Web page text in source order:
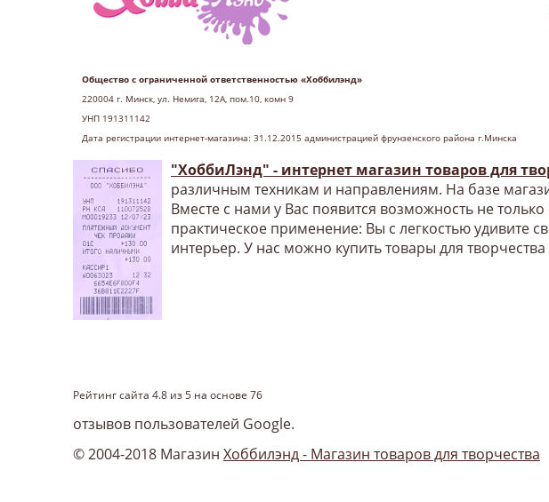
Общество с ограниченной ответственностью «Хоббилэнд»
220004 г. Минск, ул. Немига, 12А, пом.10, комн 9
УНП 191311142
Дата регистрации интернет-магазина: 31.12.2015 администрацией фрунзенского района г.Минска
"ХоббиЛэнд" - интернет магазин товаров для
различным техникам и направлениям. На базе
Вместе с нами у Вас появится возможность не
практическое применение: Вы с легкостью удивите
интерьер. У нас можно купить товары для
Рейтинг сайта 4.8 из5 на основе 76
отзывов пользователей Google.
© 2004-2018 Магазин Хоббилэнд - Магазин товаров для творчества